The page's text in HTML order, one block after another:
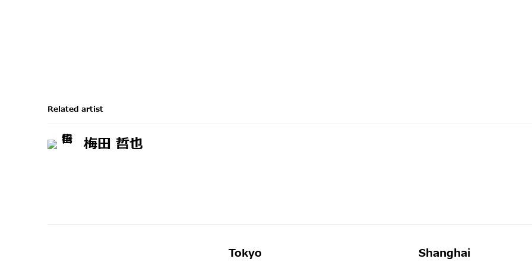
Related artist
梅田 哲也
Tokyo Shanghai